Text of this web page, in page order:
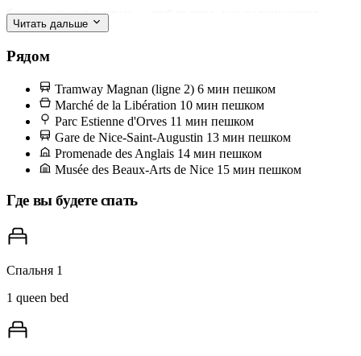
балконами, и по утрам — ещё до того, как поднимаются
ставни — из угловой обжарочной тянет запахом кофе.
на avenue Malausséna: открыт со вторника по воскресенье, а в
субботу сюда особенно стоит заглянуть, когда продавец сокки
разворачивает лоток рядом с цветочными рядами. Берите
горячей, прямо с медной сковороды, стоя, с бумажным
ниссарцы, а не туристы — и наша équipe подскажет, к какому
сырному лавочнику лучше обратиться.
Читать дальше
Рядом
Tramway Magnan (ligne 2) 6 мин пешком
Marché de la Libération 10 мин пешком
Parc Estienne d'Orves 11 мин пешком
Gare de Nice-Saint-Augustin 13 мин пешком
Promenade des Anglais 14 мин пешком
Musée des Beaux-Arts de Nice 15 мин пешком
Где вы будете спать
Спальня 1
1 queen bed